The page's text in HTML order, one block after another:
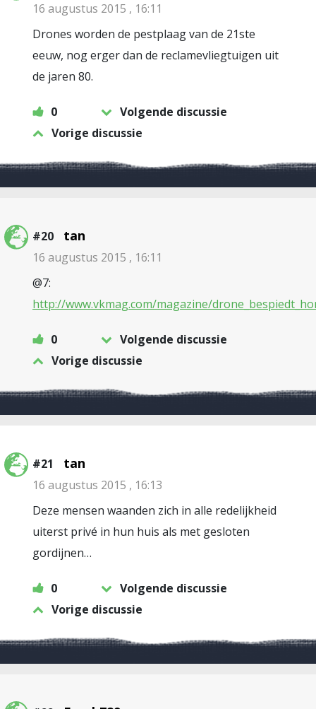
16 augustus 2015 , 16:11
Drones worden de pestplaag van de 21ste
eeuw, nog erger dan de reclamevliegtuigen uit
de jaren 80.
0
Volgende discussie
Vorige discussie
#20 tan
16 augustus 2015 , 16:11
@7:
http://www.vkmag.com/magazine/
0
Volgende discussie
Vorige discussie
#21 tan
16 augustus 2015 , 16:13
Deze mensen waanden zich in alle redelijkheid
uiterst privé in hun huis als met gesloten
gordijnen…
0
Volgende discussie
Vorige discussie